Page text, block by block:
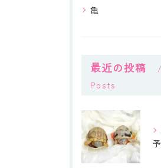
亀
最近の投稿
Posts